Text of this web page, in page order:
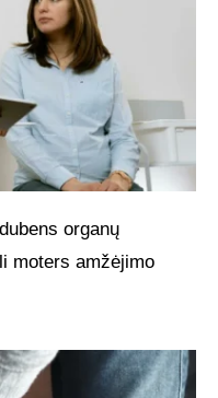
organų
moters amžėjimo